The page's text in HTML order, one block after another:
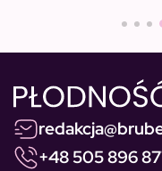
+48 505 896